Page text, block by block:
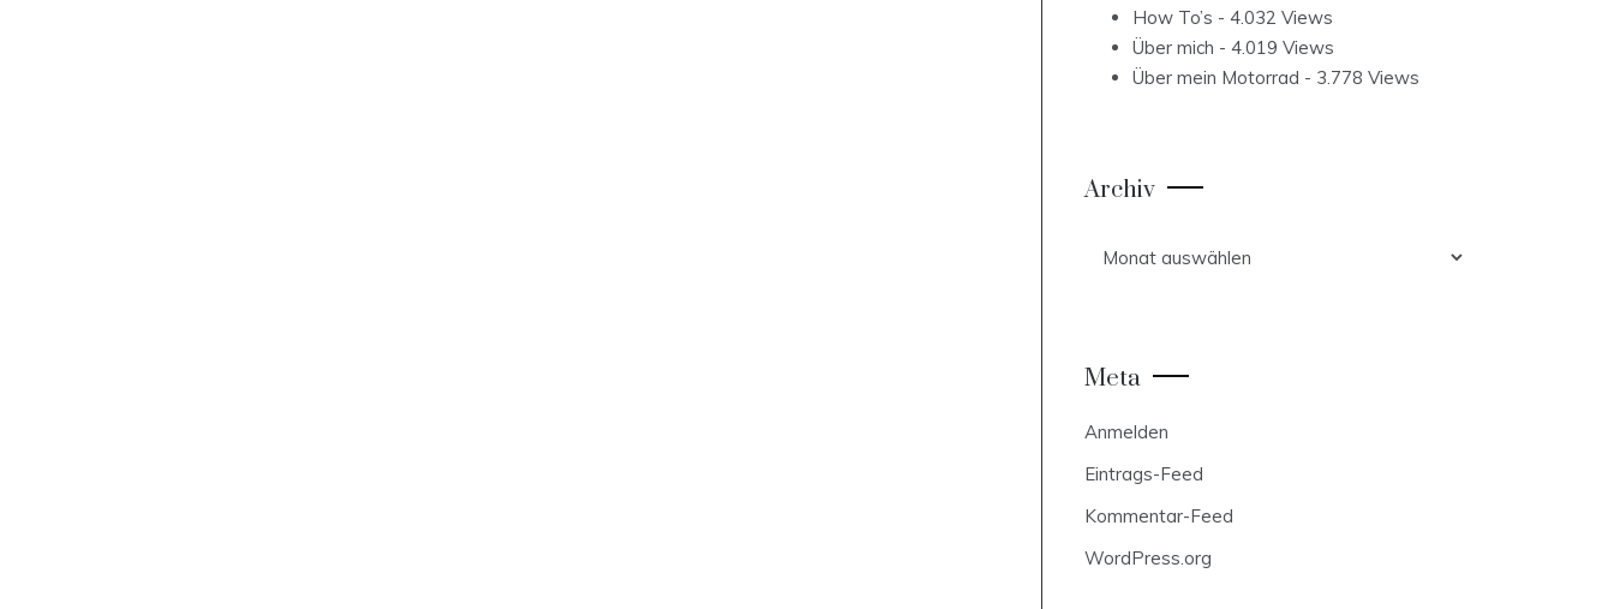
How To’s - 4.032 Views
Über mich - 4.019 Views
Über mein Motorrad - 3.778 Views
Archiv
Meta
Anmelden
Eintrags-Feed
Kommentar-Feed
WordPress.org